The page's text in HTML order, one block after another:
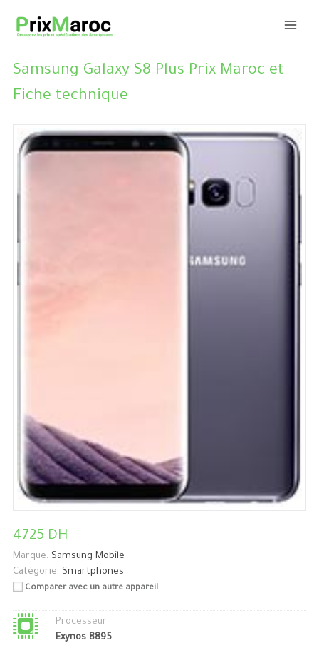
Samsung Galaxy S8 Plus Prix Maroc et
Fiche technique
4725 DH
Marque: Samsung Mobile
Catégorie: Smartphones
Comparer avec un autre appareil
Processeur
Exynos 8895